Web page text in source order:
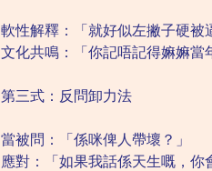
軟性解釋：「就好似左撇子硬被
文化共鳴：「你記唔記得嫲嫲當
第三式：反問卸力法
當被問：「係咪俾人帶壞？」
應對：「如果我話係天生嘅，你